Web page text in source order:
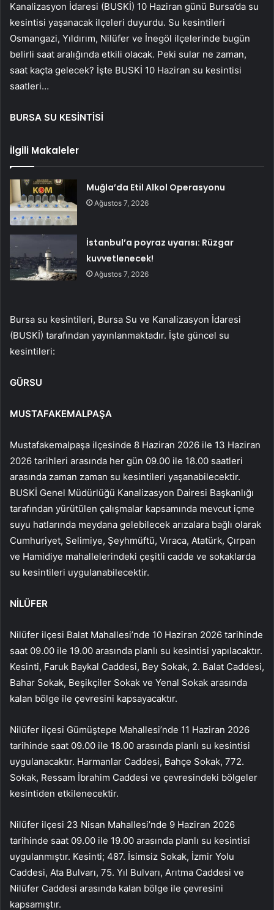
Kanalizasyon İdaresi (BUSKİ) 10 Haziran günü Bursa’da su
kesintisi yaşanacak ilçeleri duyurdu. Su kesintileri
Osmangazi, Yıldırım, Nilüfer ve İnegöl ilçelerinde bugün
belirli saat aralığında etkili olacak. Peki sular ne zaman,
saat kaçta gelecek? İşte BUSKİ 10 Haziran su kesintisi
saatleri…
BURSA SU KESİNTİSİ
İlgili Makaleler
Muğla’da Etil Alkol Operasyonu
Ağustos 7, 2026
İstanbul’a poyraz uyarısı: Rüzgar
kuvvetlenecek!
Ağustos 7, 2026
Bursa su kesintileri, Bursa Su ve Kanalizasyon İdaresi
(BUSKİ) tarafından yayınlanmaktadır. İşte güncel su
kesintileri:
GÜRSU
MUSTAFAKEMALPAŞA
Mustafakemalpaşa ilçesinde 8 Haziran 2026 ile 13 Haziran
2026 tarihleri arasında her gün 09.00 ile 18.00 saatleri
arasında zaman zaman su kesintileri yaşanabilecektir.
BUSKİ Genel Müdürlüğü Kanalizasyon Dairesi Başkanlığı
tarafından yürütülen çalışmalar kapsamında mevcut içme
suyu hatlarında meydana gelebilecek arızalara bağlı olarak
Cumhuriyet, Selimiye, Şeyhmüftü, Vıraca, Atatürk, Çırpan
ve Hamidiye mahallelerindeki çeşitli cadde ve sokaklarda
su kesintileri uygulanabilecektir.
NİLÜFER
Nilüfer ilçesi Balat Mahallesi’nde 10 Haziran 2026 tarihinde
saat 09.00 ile 19.00 arasında planlı su kesintisi yapılacaktır.
Kesinti, Faruk Baykal Caddesi, Bey Sokak, 2. Balat Caddesi,
Bahar Sokak, Beşikçiler Sokak ve Yenal Sokak arasında
kalan bölge ile çevresini kapsayacaktır.
Nilüfer ilçesi Gümüştepe Mahallesi’nde 11 Haziran 2026
tarihinde saat 09.00 ile 18.00 arasında planlı su kesintisi
uygulanacaktır. Harmanlar Caddesi, Bahçe Sokak, 772.
Sokak, Ressam İbrahim Caddesi ve çevresindeki bölgeler
kesintiden etkilenecektir.
Nilüfer ilçesi 23 Nisan Mahallesi’nde 9 Haziran 2026
tarihinde saat 09.00 ile 19.00 arasında planlı su kesintisi
uygulanmıştır. Kesinti; 487. İsimsiz Sokak, İzmir Yolu
Caddesi, Ata Bulvarı, 75. Yıl Bulvarı, Arıtma Caddesi ve
Nilüfer Caddesi arasında kalan bölge ile çevresini
kapsamıştır.